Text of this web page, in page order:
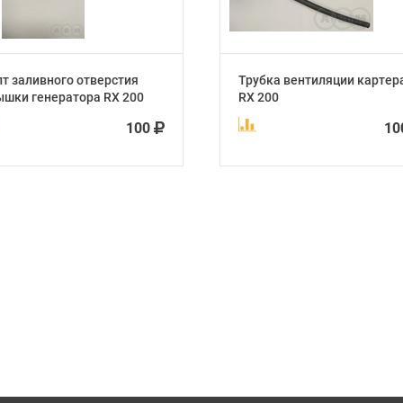
заливного отверстия
генератора RX 200
100
Трубка вентиляции
RX 200